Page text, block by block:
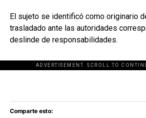
El sujeto se identificó como originario
trasladado ante las autoridades
deslinde de responsabilidades.
ADVERTISEMENT. SCROLL TO
[adsforwp
Comparte esto: